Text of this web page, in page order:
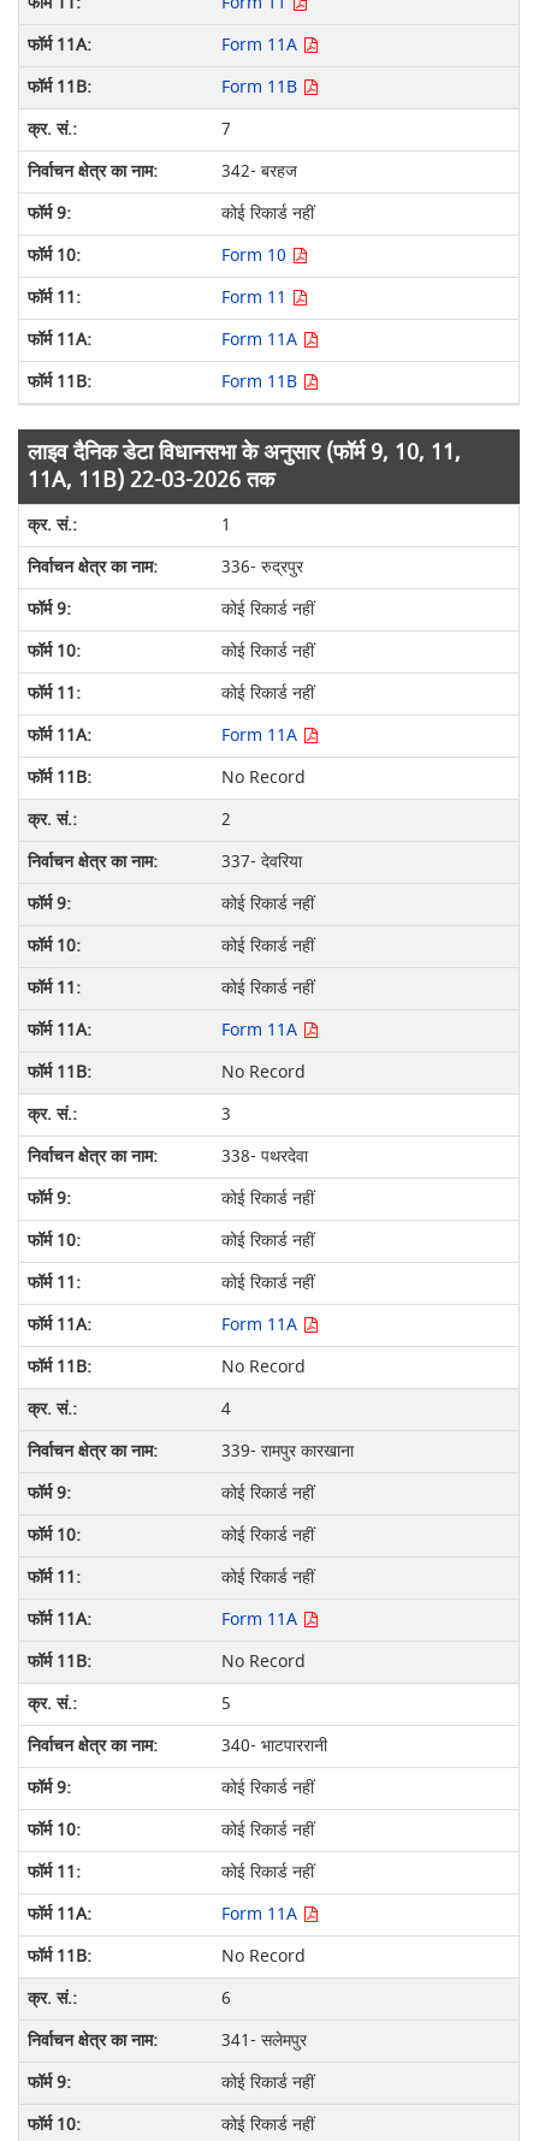
Form 11A
Form 11B
7
342- बरहज
कोई रिकार्ड नहीं
Form 10
Form 11
Form 11A
Form 11B
लाइव दैनिक डेटा विधानसभा के अनुसार (फॉर्म 9, 10, 11,
11A, 11B) 22-03-2026 तक
1
336- रुद्रपुर
कोई रिकार्ड नहीं
कोई रिकार्ड नहीं
कोई रिकार्ड नहीं
Form 11A
No Record
2
337- देवरिया
कोई रिकार्ड नहीं
कोई रिकार्ड नहीं
कोई रिकार्ड नहीं
Form 11A
No Record
3
338- पथरदेवा
कोई रिकार्ड नहीं
कोई रिकार्ड नहीं
कोई रिकार्ड नहीं
Form 11A
No Record
4
339- रामपुर कारखाना
कोई रिकार्ड नहीं
कोई रिकार्ड नहीं
कोई रिकार्ड नहीं
Form 11A
No Record
5
340- भाटपाररानी
कोई रिकार्ड नहीं
कोई रिकार्ड नहीं
कोई रिकार्ड नहीं
Form 11A
No Record
6
341- सलेमपुर
कोई रिकार्ड नहीं
कोई रिकार्ड नहीं